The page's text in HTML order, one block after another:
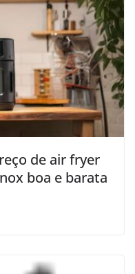
de air fryer
boa e barata